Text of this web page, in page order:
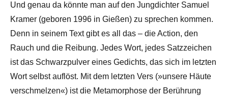
Und genau da könnte man auf den Jungdichter Samuel
Kramer (geboren 1996 in Gießen) zu sprechen kommen.
Denn in seinem Text gibt es all das – die Action, den
Rauch und die Reibung. Jedes Wort, jedes Satzzeichen
ist das Schwarzpulver eines Gedichts, das sich im letzten
Wort selbst auflöst. Mit dem letzten Vers (»unsere Häute
verschmelzen«) ist die Metamorphose der Berührung